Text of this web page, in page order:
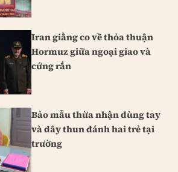
Iran giằng co về thỏa thuận
Hormuz giữa ngoại giao và
cứng rắn
Bảo mẫu thừa nhận dùng tay
và dây thun đánh hai trẻ tại
trường